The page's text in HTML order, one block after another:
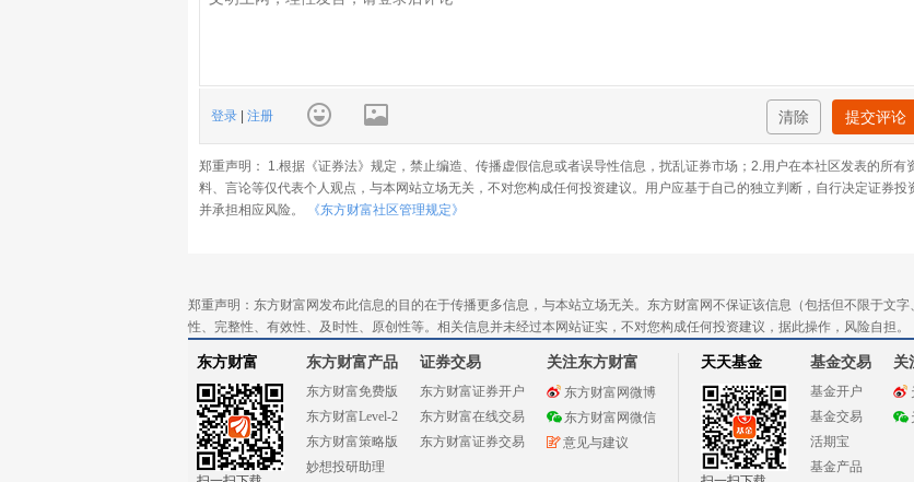
登录 注册 清除 提交评论
郑重声明： 1.根据《证券法》规定，禁止编造、传播虚假信息或者误导性信息，扰乱证券市场；2.用户在本社区发表的所有
料、言论等仅代表个人观点，与本网站立场无关，不对您构成任何投资建议。用户应基于自己的独立判断，自行决定证券投
并承担相应风险。
《东方财富社区管理规定》
郑重声明：东方财富网发布此信息的目的在于传播更多信息，与本站立场无关。东方财富网不保证该信息（包括但不限于文
性、完整性、有效性、及时性、原创性等。相关信息并未经过本网站证实，不对您构成任何投资建议，据此操作，风险自担。
东方财富 东方财富产品
东方财富免费版
东方财富Level-2
东方财富策略版
妙想投研助理
证券交易
东方财富证券开户
东方财富在线交易
东方财富证券交易
关注东方财富
东方财富网微博
东方财富网微信
意见与建议
天天基金 基金交易
基金开户
基金交易
活期宝
基金产品
关